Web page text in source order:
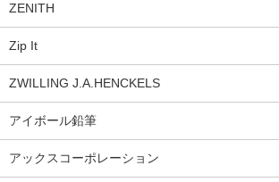
ZENITH
Zip It
ZWILLING J.A.HENCKELS
アイボール鉛筆
アックスコーポレーション